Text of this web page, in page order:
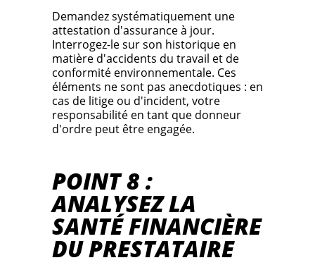
Demandez systématiquement une
attestation d'assurance à jour.
Interrogez-le sur son historique en
matière d'accidents du travail et de
conformité environnementale. Ces
éléments ne sont pas anecdotiques : en
cas de litige ou d'incident, votre
responsabilité en tant que donneur
d'ordre peut être engagée.
POINT 8 :
ANALYSEZ LA
SANTÉ FINANCIÈRE
DU PRESTATAIRE